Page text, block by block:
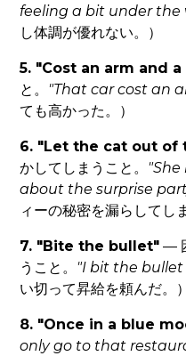
feeling a bit under the
し体調が優れない。）
5. "Cost an arm and
と。 "That car cost an
ても高かった。）
6. "Let the cat out of
かしてしまうこと。
about the surprise
ィーの秘密を漏らしてし
7. "Bite the bullet" —
うこと。 "I bit the bullet
い切って昇給を頼んだ。）
8. "Once in a blue
only go to that